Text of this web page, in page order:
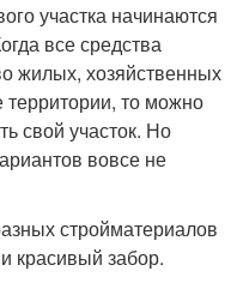
участка начинаются
все средства
жилых, хозяйственных
территории, то можно
свой участок. Но
вовсе не
стройматериалов
красивый забор.